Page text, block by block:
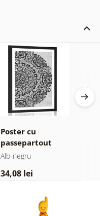
Poster cu
passepartout
Mandala florală
negru
Alb-negru
34,08 lei